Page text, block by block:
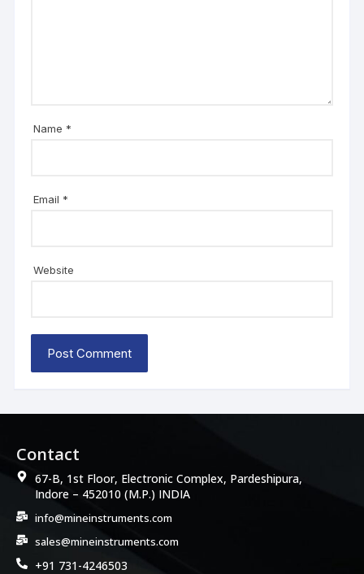
Name *
Email *
Website
Contact
67-B, 1st Floor, Electronic Complex, Pardeshipura,
Indore – 452010 (M.P.) INDIA
info@mineinstruments.com
sales@mineinstruments.com
+91 731-4246503